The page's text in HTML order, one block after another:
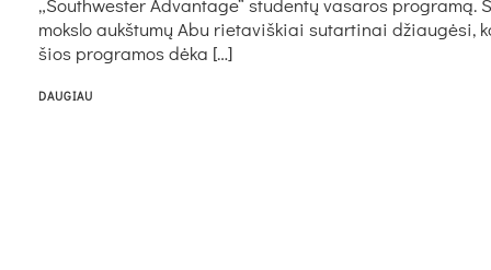
moks­lo aukš­tu­mų Abu rie­ta­viš­kiai su­tar­ti­nai džiau­gė­si,
šios pro­gra­mos dė­ka […]
DAUGIAU